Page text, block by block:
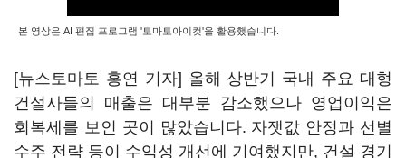
본 영상은 AI 편집 프로그램 '토마토아이컷'을 활용했습니다.
[뉴스토마토 홍연 기자] 올해 상반기 국내 주요 대형
건설사들의 매출은 대부분 감소했으나 영업이익은
회복세를 보인 곳이 많았습니다. 자잿값 안정과 선별
수주 전략 등이 수익성 개선에 기여했지만, 건설 경기